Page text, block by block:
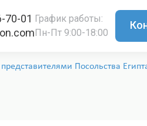
70-01 График работы:
Пн-Пт 9:00-18:00
Посольства